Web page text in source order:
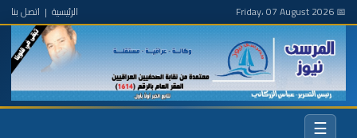
📅 Friday، 07 August 2026 الرئيسية | اتصل بنا
☰